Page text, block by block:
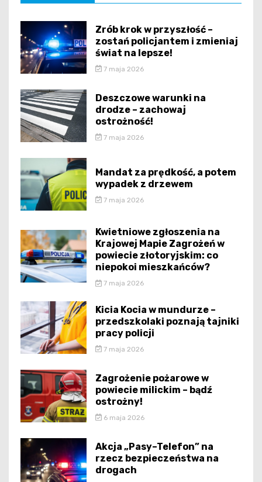
Zrób krok w przyszłość –
zostań policjantem i zmieniaj
świat na lepsze!
7 maja 2026
Deszczowe warunki na
drodze – zachowaj
ostrożność!
7 maja 2026
Mandat za prędkość, a potem
wypadek z drzewem
7 maja 2026
Kwietniowe zgłoszenia na
Krajowej Mapie Zagrożeń w
powiecie złotoryjskim: co
niepokoi mieszkańców?
7 maja 2026
Kicia Kocia w mundurze –
przedszkolaki poznają tajniki
pracy policji
7 maja 2026
Zagrożenie pożarowe w
powiecie milickim – bądź
ostrożny!
6 maja 2026
Akcja „Pasy–Telefon” na
rzecz bezpieczeństwa na
drogach